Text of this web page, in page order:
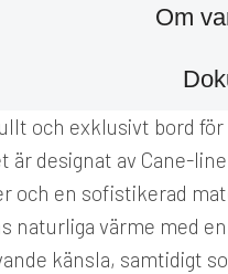
Om
och exklusivt bord
designat av Cane-
och en sofistikerad
naturliga värme med
känsla, samtidigt